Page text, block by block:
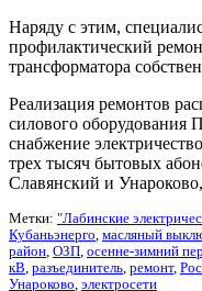
Наряду с этим,
профилактический
трансформатора
Реализация ремонтов
силового оборудования
снабжение
трех тысяч бытовых
Славянский и
Метки: "Лабинские
Кубаньэнерго, масляный
район, ОЗП, осенне-зимний
кВ, разъединитель, ремонт,
Унароково, электросети